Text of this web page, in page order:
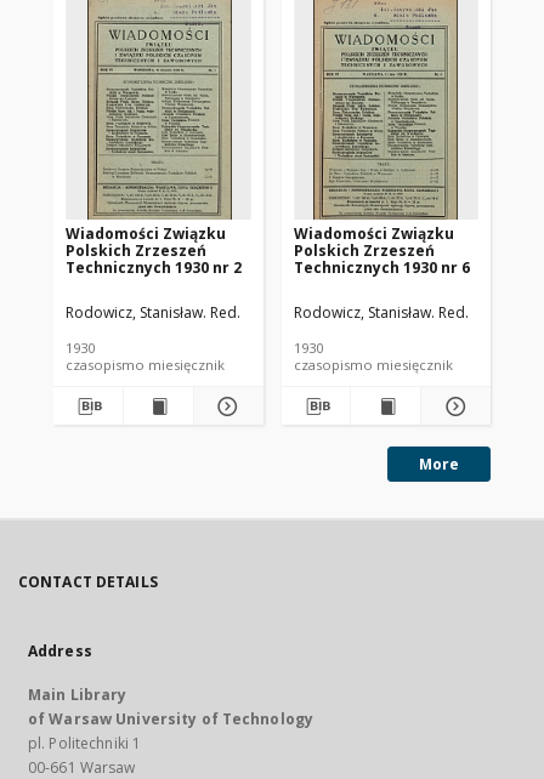
Wiadomości Związku
Polskich Zrzeszeń
Technicznych 1930 nr 2
Rodowicz, Stanisław. Red.
1930
czasopismo miesięcznik
Wiadomości Związku
Polskich Zrzeszeń
Technicznych 1930 nr 6
Rodowicz, Stanisław. Red.
1930
czasopismo miesięcznik
More
CONTACT DETAILS
Address
Main Library
of Warsaw University of Technology
pl. Politechniki 1
00-661 Warsaw